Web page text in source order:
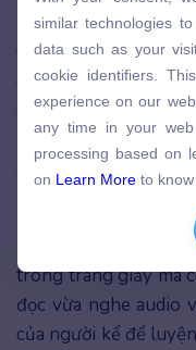
Gia tăng vốn từ
cũng như các cách
giúp bạn nhanh
cách học tiếng Anh
đầu học áp dụng
Hiện nay, các
trong trang giấy mà
đọc vừa nghe audio
của người kể để
similar technologies
data such as your
cookie identifiers.
experience on our
any time in your
processing based on
on
Learn More to
similar technologies
data such as your
cookie identifiers.
experience on our
any time in your
processing based on
on Learn More to